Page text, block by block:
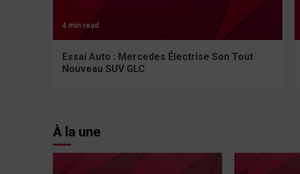
4 min read
Essai Auto : Mercedes Électrise Son Tout
Nouveau SUV GLC
À la une